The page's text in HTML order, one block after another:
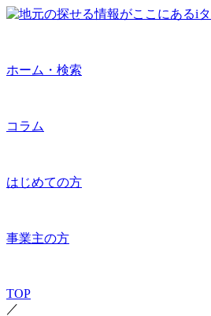
ホーム・検索
コラム
はじめての方
事業主の方
TOP
／